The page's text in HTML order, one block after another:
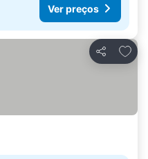
Ver preços
Partilhar